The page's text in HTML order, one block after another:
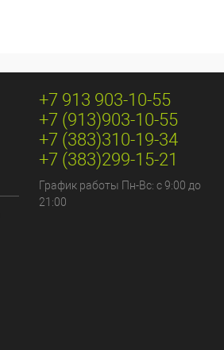
+7 913 903-10-55
+7 (913)903-10-55
+7 (383)310-19-34
+7 (383)299-15-21
График работы Пн-Вс: с 9:00 до
21:00